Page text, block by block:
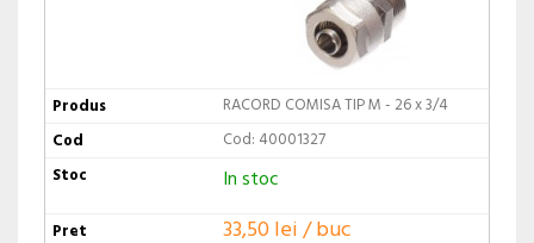
RACORD COMISA TIP M - 26 x 3/4
Cod: 40001327
In stoc
33,50 lei / buc